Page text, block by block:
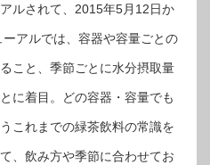
ルされて、2015年5月12日か
アルでは、容器や容量ごとの
こと、季節ごとに水分摂取量
に着目。どの容器・容量でも
これまでの緑茶飲料の常識を
、飲み方や季節に合わせてお